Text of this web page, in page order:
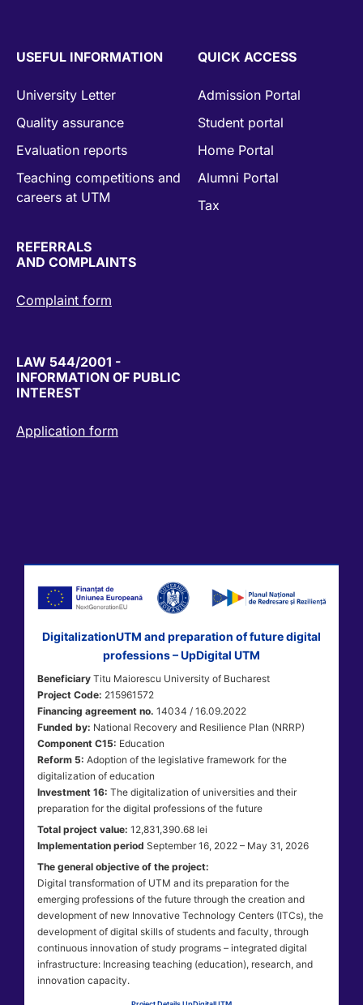
USEFUL INFORMATION
University Letter
Quality assurance
Evaluation reports
Teaching competitions and
careers at UTM
QUICK ACCESS
Admission Portal
Student portal
Home Portal
Alumni Portal
Tax
REFERRALS
AND COMPLAINTS
Complaint form
LAW 544/2001 -
INFORMATION OF PUBLIC
INTEREST
Application form
DigitalizationUTM and preparation of future digital
professions – UpDigital UTM
Beneficiary Titu Maiorescu University of Bucharest
Project Code: 215961572
Financing agreement no. 14034 / 16.09.2022
Funded by: National Recovery and Resilience Plan (NRRP)
Component C15: Education
Reform 5: Adoption of the legislative framework for the
digitalization of education
Investment 16: The digitalization of universities and their
preparation for the digital professions of the future
Total project value: 12,831,390.68 lei
Implementation period September 16, 2022 – May 31, 2026
The general objective of the project:
Digital transformation of UTM and its preparation for the
emerging professions of the future through the creation and
development of new Innovative Technology Centers (ITCs), the
development of digital skills of students and faculty, through
continuous innovation of study programs – integrated digital
infrastructure: Increasing teaching (education), research, and
innovation capacity.